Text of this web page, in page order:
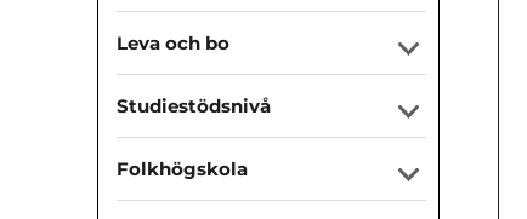
Leva och bo
Studiestödsnivå
Folkhögskola